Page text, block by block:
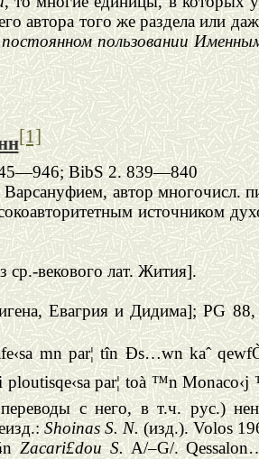
автора того же раздела или
пользовании
[1]
BibS 2. 839—840
автор многочисл.
источником
векового лат. Жития].
Евагрия и Дидима]; PG
mn par¦ tîn Ðs…wn kaˆ
par¦ toà ™n
с него, в т.ч. рус.)
Shoinas S. N.(изд.).Volos
Zacari£dou S.A/–G/.